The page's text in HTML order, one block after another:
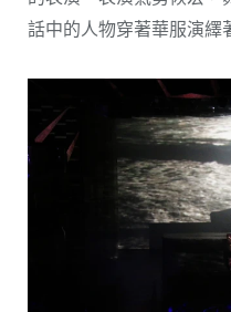
話中的人物穿著華服演繹